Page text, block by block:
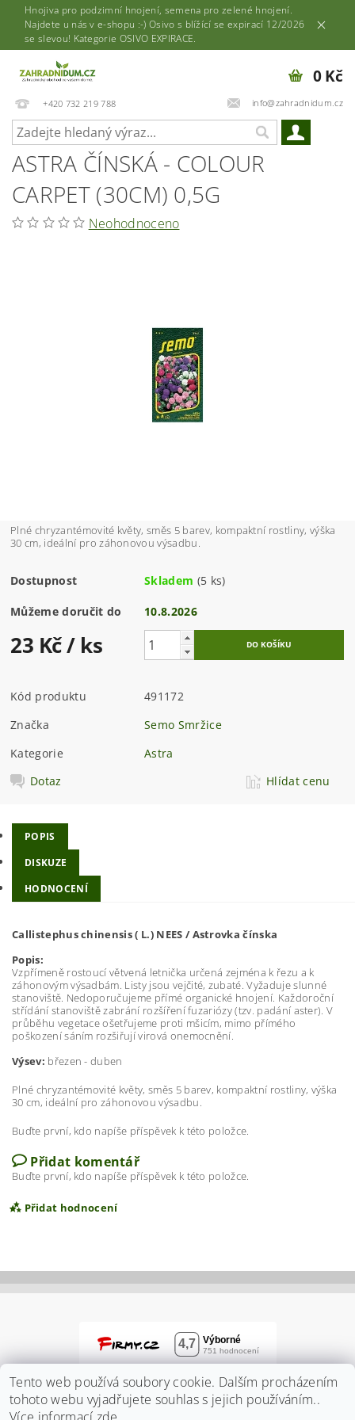
Hnojiva pro podzimní hnojení, semena pro zelené hnojení.
Najdete u nás v e-shopu :-) Osivo s blížící se expirací 12/2026
se slevou! Kategorie OSIVO EXPIRACE.
+420 732 219 788 info@zahradnidum.cz
0 Kč
ASTRA ČÍNSKÁ - COLOUR
CARPET (30CM) 0,5G
Neohodnoceno
Plné chryzantémovité květy, směs 5 barev, kompaktní rostliny, výška
30 cm, ideální pro záhonovou výsadbu.
Dostupnost Skladem (5 ks)
Můžeme doručit do 10.8.2026
23 Kč/ ks
Kód produktu
491172
Značka
Semo Smržice
Kategorie
Astra
Dotaz
Hlídat cenu
POPIS
DISKUZE
HODNOCENÍ
Callistephus chinensis ( L.) NEES / Astrovka čínska
Popis:
Vzpřímeně rostoucí větvená letnička určená zejména k řezu a k
záhonovým výsadbám. Listy jsou vejčité, zubaté. Vyžaduje slunné
stanoviště. Nedoporučujeme přímé organické hnojení. Každoroční
střídání stanoviště zabrání rozšíření fuzariózy (tzv. padání aster). V
průběhu vegetace ošetřujeme proti mšicím, mimo přímého
poškození sáním rozšiřují virová onemocnění.
Výsev: březen - duben
Plné chryzantémovité květy, směs 5 barev, kompaktní rostliny, výška
30 cm, ideální pro záhonovou výsadbu.
Buďte první, kdo napíše příspěvek k této položce.
Přidat komentář
Buďte první, kdo napíše příspěvek k této položce.
Přidat hodnocení
Tento web používá soubory cookie. Dalším procházením
tohoto webu vyjadřujete souhlas s jejich používáním..